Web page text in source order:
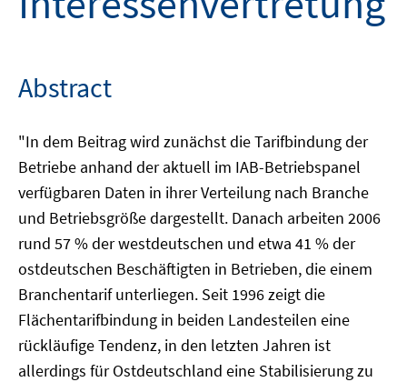
Abstract
"In dem Beitrag wird zunächst die Tarifbindung der
Betriebe anhand der aktuell im IAB-Betriebspanel
verfügbaren Daten in ihrer Verteilung nach Branche
und Betriebsgröße dargestellt. Danach arbeiten 2006
rund 57 % der westdeutschen und etwa 41 % der
ostdeutschen Beschäftigten in Betrieben, die einem
Branchentarif unterliegen. Seit 1996 zeigt die
Flächentarifbindung in beiden Landesteilen eine
rückläufige Tendenz, in den letzten Jahren ist
allerdings für Ostdeutschland eine Stabilisierung zu